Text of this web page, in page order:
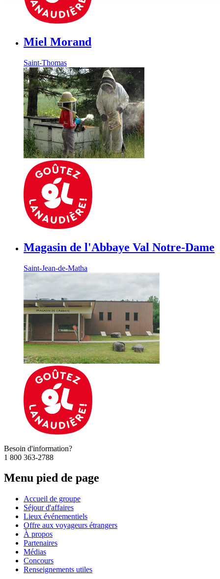
Miel Morand
Saint-Thomas
Magasin de l'Abbaye Val Notre-Dame
Saint-Jean-de-Matha
Besoin d'information?
1 800 363-2788
Menu pied de page
Accueil de groupe
Séjour d'affaires
Lieux événementiels
Offre aux voyageurs étrangers
À propos
Partenaires
Médias
Concours
Renseignements utiles